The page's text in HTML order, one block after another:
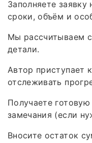
Заполняете заявку
сроки, объём и
Мы рассчитываем
детали.
Автор приступает
отслеживать
Получаете
замечания (если
Вносите остаток